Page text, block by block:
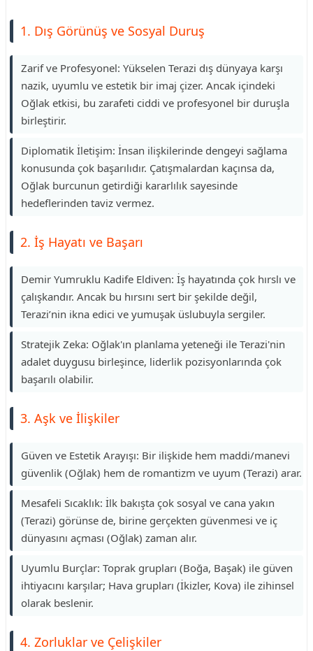
1. Dış Görünüş ve Sosyal Duruş
Zarif ve Profesyonel: Yükselen Terazi dış dünyaya karşı
nazik, uyumlu ve estetik bir imaj çizer. Ancak içindeki
Oğlak etkisi, bu zarafeti ciddi ve profesyonel bir duruşla
birleştirir.
Diplomatik İletişim: İnsan ilişkilerinde dengeyi sağlama
konusunda çok başarılıdır. Çatışmalardan kaçınsa da,
Oğlak burcunun getirdiği kararlılık sayesinde
hedeflerinden taviz vermez.
2. İş Hayatı ve Başarı
Demir Yumruklu Kadife Eldiven: İş hayatında çok hırslı ve
çalışkandır. Ancak bu hırsını sert bir şekilde değil,
Terazi’nin ikna edici ve yumuşak üslubuyla sergiler.
Stratejik Zeka: Oğlak'ın planlama yeteneği ile Terazi'nin
adalet duygusu birleşince, liderlik pozisyonlarında çok
başarılı olabilir.
3. Aşk ve İlişkiler
Güven ve Estetik Arayışı: Bir ilişkide hem maddi/manevi
güvenlik (Oğlak) hem de romantizm ve uyum (Terazi) arar.
Mesafeli Sıcaklık: İlk bakışta çok sosyal ve cana yakın
(Terazi) görünse de, birine gerçekten güvenmesi ve iç
dünyasını açması (Oğlak) zaman alır.
Uyumlu Burçlar: Toprak grupları (Boğa, Başak) ile güven
ihtiyacını karşılar; Hava grupları (İkizler, Kova) ile zihinsel
olarak beslenir.
4. Zorluklar ve Çelişkiler